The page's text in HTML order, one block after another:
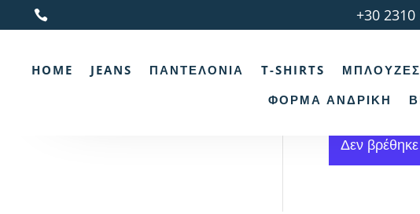
 +30 2310
HOME JEANS ΠΑΝΤΕΛΌΝΙΑ T-SHIRTS
ΦΌΡΜΑ ΑΝΔΡΙΚΉ
Δεν βρέθηκε